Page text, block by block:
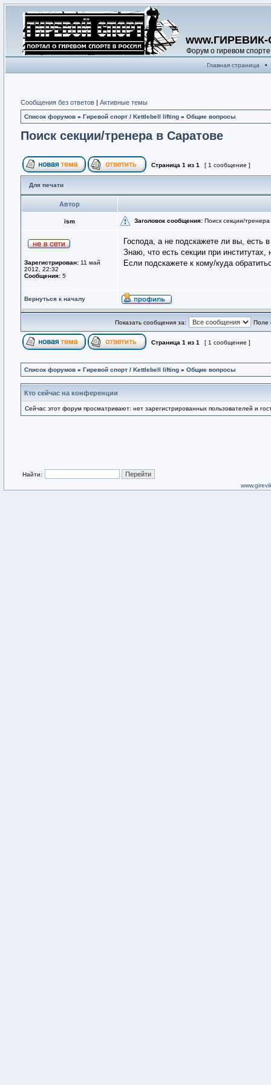
Форум о гиревом спорте
Главная страница •
Сообщения без ответов | Активные темы
Список форумов » Гиревой спорт / Kettlebell lifting » Общие вопросы
Поиск секции/тренера в Саратове
Страница 1 из 1 [ 1 сообщение ]
Для печати
Автор
ism Заголовок сообщения: Поиск секции/
Зарегистрирован: 11 май
2012, 22:32
Сообщения: 5
Господа, а не подскажете ли вы, есть
Знаю, что есть секции при
Если подскажете к кому/куда
Вернуться к началу
Показать сообщения за: Поле
Страница 1 из 1 [ 1 сообщение ]
Список форумов » Гиревой спорт / Kettlebell lifting » Общие вопросы
Кто сейчас на конференции
Сейчас этот форум просматривают: нет зарегистрированных пользователей и
Найти: